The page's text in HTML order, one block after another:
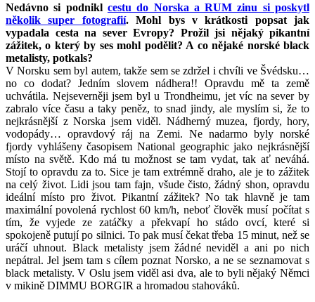
Nedávno si podnikl cestu do Norska a RUM zinu si poskytl
několik super fotografií. Mohl bys v krátkosti popsat jak
vypadala cesta na sever Evropy? Prožil jsi nějaký pikantní
zážitek, o který by ses mohl podělit? A co nějaké norské black
metalisty, potkals?
V Norsku sem byl autem, takže sem se zdržel i chvíli ve Švédsku…
no co dodat? Jedním slovem nádhera!! Opravdu mě ta země
uchvátila. Nejseverněji jsem byl u Trondheimu, jet víc na sever by
zabralo více času a taky peněz, to snad jindy, ale myslím si, že to
nejkrásnější z Norska jsem viděl. Nádherný muzea, fjordy, hory,
vodopády… opravdový ráj na Zemi. Ne nadarmo byly norské
fjordy vyhlášeny časopisem National geographic jako nejkrásnější
místo na světě. Kdo má tu možnost se tam vydat, tak ať neváhá.
Stojí to opravdu za to. Sice je tam extrémně draho, ale je to zážitek
na celý život. Lidi jsou tam fajn, všude čisto, žádný shon, opravdu
ideální místo pro život. Pikantní zážitek? No tak hlavně je tam
maximální povolená rychlost 60 km/h, neboť člověk musí počítat s
tím, že vyjede ze zatáčky a překvapí ho stádo ovcí, které si
spokojeně putují po silnici. To pak musí čekat třeba 15 minut, než se
uráčí uhnout. Black metalisty jsem žádné neviděl a ani po nich
nepátral. Jel jsem tam s cílem poznat Norsko, a ne se seznamovat s
black metalisty. V Oslu jsem viděl asi dva, ale to byli nějaký Němci
v mikině DIMMU BORGIR a hromadou stahováků.